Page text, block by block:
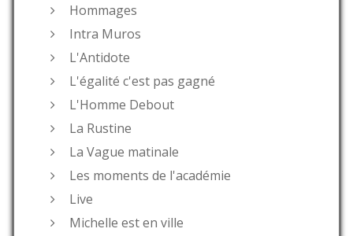
Hommages
Intra Muros
L'Antidote
L'égalité c'est pas gagné
L'Homme Debout
La Rustine
La Vague matinale
Les moments de l'académie
Live
Michelle est en ville